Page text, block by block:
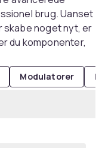
brug. Uanset
skabe noget nyt, er
du komponenter,
Modulatorer